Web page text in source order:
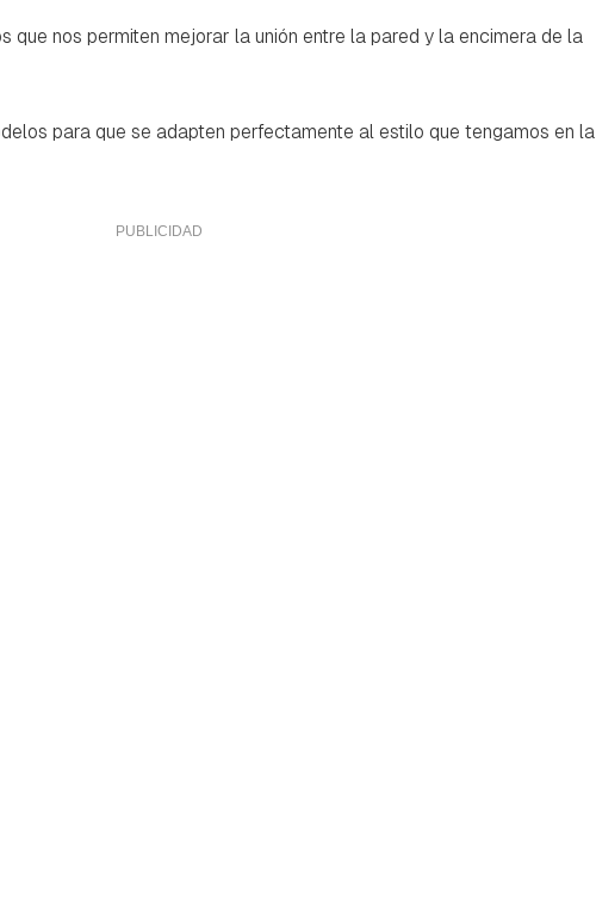
nos permiten mejorar la unión entre la pared y la encimera de la
para que se adapten perfectamente al estilo que tengamos en la